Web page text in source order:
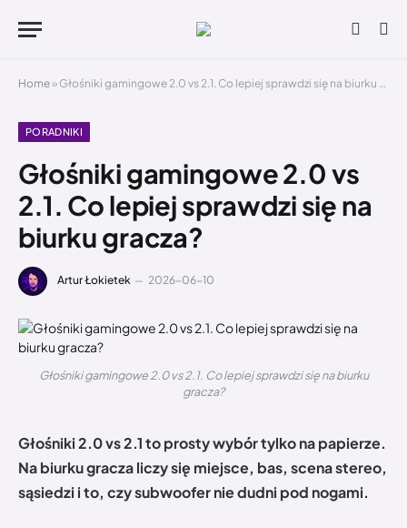
Home » Głośniki gamingowe 2.0 vs 2.1. Co lepiej sprawdzi się na biurku gracza?
PORADNIKI
Głośniki gamingowe 2.0 vs
2.1. Co lepiej sprawdzi się na
biurku gracza?
Artur Łokietek 2026-06-10
Głośniki gamingowe 2.0 vs 2.1. Co lepiej sprawdzi się na biurku
gracza?
Głośniki 2.0 vs 2.1 to prosty wybór tylko na papierze.
Na biurku gracza liczy się miejsce, bas, scena stereo,
sąsiedzi i to, czy subwoofer nie dudni pod nogami.